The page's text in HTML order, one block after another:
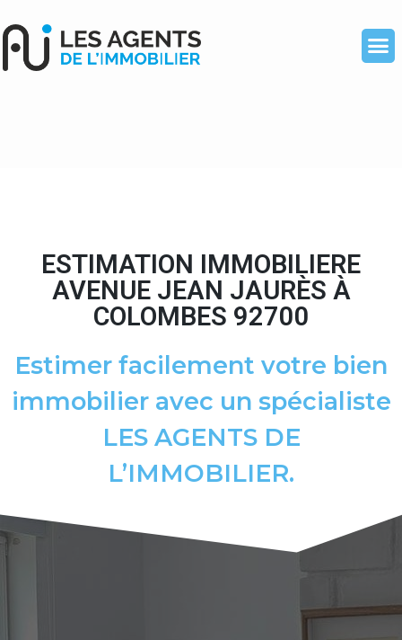
ESTIMATION IMMOBILIERE
AVENUE JEAN JAURÈS À
COLOMBES 92700
Estimer facilement votre bien
immobilier avec un spécialiste
LES AGENTS DE
L’IMMOBILIER.